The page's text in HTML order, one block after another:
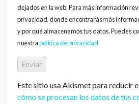
dejados en la web. Para más información
privacidad, donde encontrarás más
y por qué almacenamos tus datos. Puedes
nuestrapolítica de privacidad
Este sitio usa Akismet para reducir
cómo se procesan los datos de tus